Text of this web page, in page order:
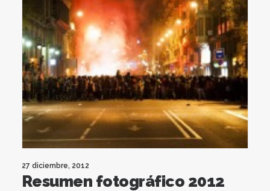
27 diciembre, 2012
Resumen fotográfico 2012